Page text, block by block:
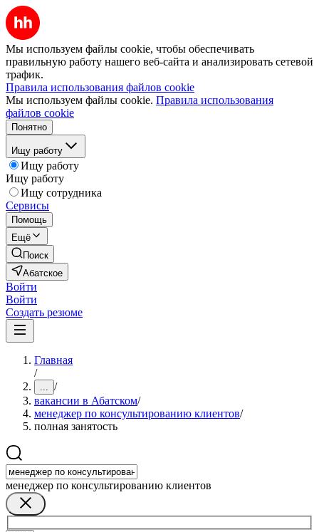
Мы используем файлы cookie, чтобы обеспечивать
правильную работу нашего веб-сайта и анализировать сетевой
трафик.
Правила использования файлов cookie
Мы используем файлы cookie. Правила использования
файлов cookie
Понятно
Ищу работу
Ищу работу
Ищу работу
Ищу сотрудника
Сервисы
Помощь
Ещё
Поиск
Абатское
Войти
Войти
Создать резюме
Главная
/
... /
вакансии в Абатском/
менеджер по консультированию клиентов/
полная занятость
менеджер по консультированию клиентов